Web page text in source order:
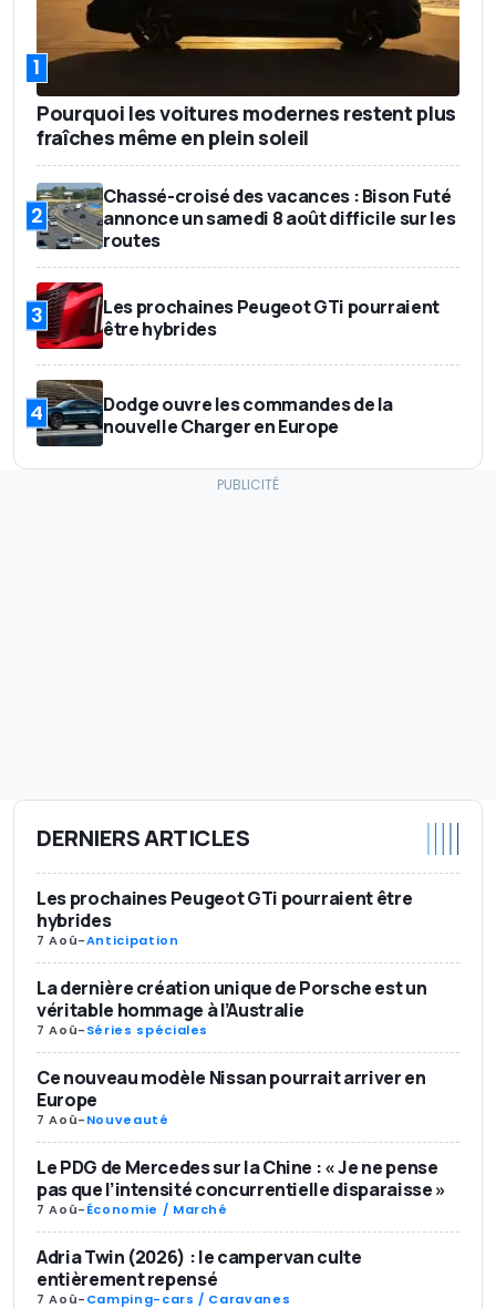
1
Pourquoi les voitures modernes restent plus
fraîches même en plein soleil
2
Chassé-croisé des vacances : Bison Futé
annonce un samedi 8 août difficile sur les
routes
3
Les prochaines Peugeot GTi pourraient
être hybrides
4
Dodge ouvre les commandes de la
nouvelle Charger en Europe
DERNIERS ARTICLES
Les prochaines Peugeot GTi pourraient être
hybrides
7 Aoû-Anticipation
La dernière création unique de Porsche est un
véritable hommage à l’Australie
7 Aoû-Séries spéciales
Ce nouveau modèle Nissan pourrait arriver en
Europe
7 Aoû-Nouveauté
Le PDG de Mercedes sur la Chine : « Je ne pense
pas que l’intensité concurrentielle disparaisse »
7 Aoû-Économie / Marché
Adria Twin (2026) : le campervan culte
entièrement repensé
7 Aoû-Camping-cars / Caravanes